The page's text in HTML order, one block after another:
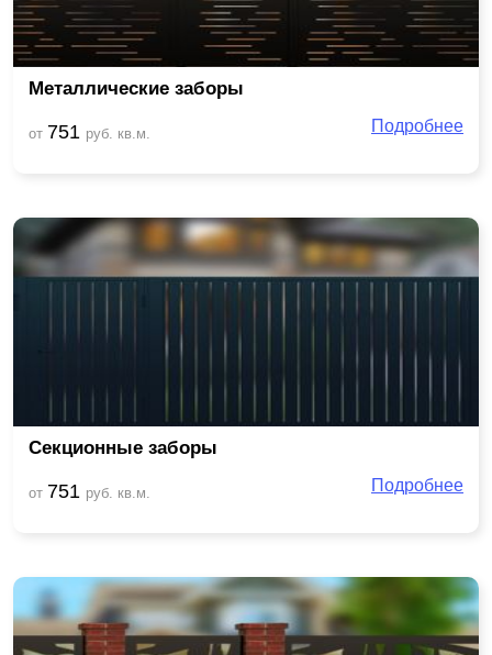
Металлические заборы
от 751 руб. кв.м. Подробнее
Секционные заборы
от 751 руб. кв.м. Подробнее